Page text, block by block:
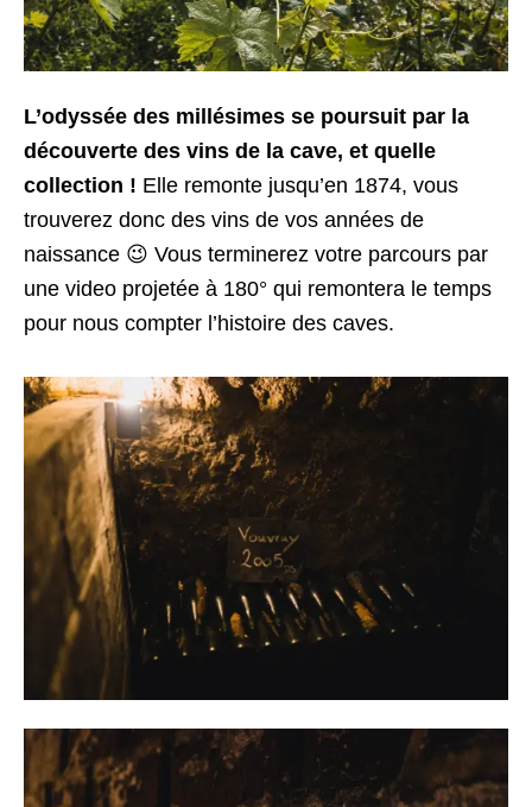
L’odyssée des millésimes se poursuit par la
découverte des vins de la cave, et quelle
collection ! Elle remonte jusqu’en 1874, vous
trouverez donc des vins de vos années de
naissance 😉 Vous terminerez votre parcours par
une video projetée à 180° qui remontera le temps
pour nous compter l’histoire des caves.